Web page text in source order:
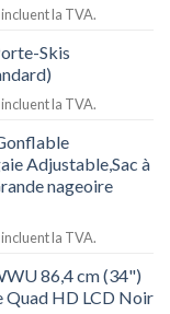
la TVA.
Skis
la TVA.
Adjustable,Sac à
nageoire
la TVA.
86,4 cm (34")
Quad HD LCD Noir